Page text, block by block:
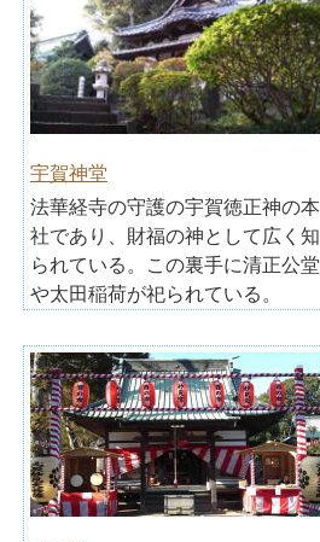
宇賀神堂
法華経寺の守護の宇賀徳正神の本
社であり、財福の神として広く知
られている。この裏手に清正公堂
や太田稲荷が祀られている。